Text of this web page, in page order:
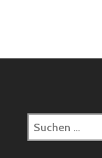
Suchen
nach: